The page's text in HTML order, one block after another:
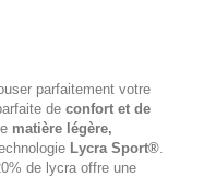
parfaitement votre
de confort et de
matière légère,
Lycra Sport®.
de lycra offre une